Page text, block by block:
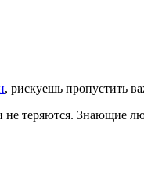
, рискуешь пропустить
не теряются. Знающие